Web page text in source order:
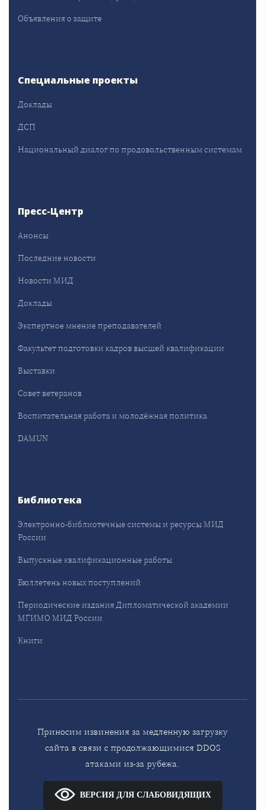
Объявления о защите
Специальные проекты
Доклады
ДСП
Национальный диалог по продовольственным системам
Пресс-Центр
Анонсы
Последние новости
Новости МИД
Доклады
Экспертное мнение преподавателей
Факультет подготовки кадров высшей квалификации
Выставки
Совет ветеранов
Воспитательная работа и молодёжная политика
DAMUN
Библиотека
Электронно-библиотечные системы и ресурсы МИД
России
Выпускные квалификационные работы
Бюллетень новых поступлений
Периодические издания Дипломатической академии
МГИМО МИД России
Книги
Приносим извинения за медленную загрузку
сайта в связи с продолжающимися DDOS
атаками из-за рубежа.
ВЕРСИЯ ДЛЯ СЛАБОВИДЯЩИХ